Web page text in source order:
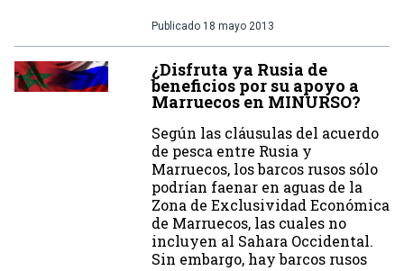
Publicado 18 mayo 2013
¿Disfruta ya Rusia de
beneficios por su apoyo a
Marruecos en MINURSO?
Según las cláusulas del acuerdo
de pesca entre Rusia y
Marruecos, los barcos rusos sólo
podrían faenar en aguas de la
Zona de Exclusividad Económica
de Marruecos, las cuales no
incluyen al Sahara Occidental.
Sin embargo, hay barcos rusos